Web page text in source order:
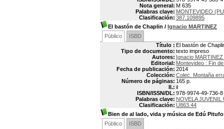
Nota general: M 635
Palabras clave: MONTEVIDEO
Clasificación: 387.109895
El bastón de Chaplin / Ignacio MARTINEZ
Público
ISBD
Título : El bastón de
Tipo de documento: texto impreso
Autores: Ignacio
Editorial: Montevideo : Fin
Fecha de publicación: 2014
Colección: Colec. Montaña
Número de páginas: 165 p.
Il.: il
ISBN/ISSN/DL: 978-9974-49-736-8
Palabras clave: NOVELA JUVENIL
Clasificación: U863.44
Bien de al lado, vida y música de Edú
Público
ISBD